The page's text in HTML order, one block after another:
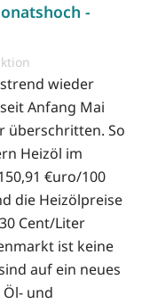
-
wieder
Anfang Mai
überschritten. So
Heizöl im
€uro/100
die Heizölpreise
Cent/Liter
ist keine
auf ein neues
und